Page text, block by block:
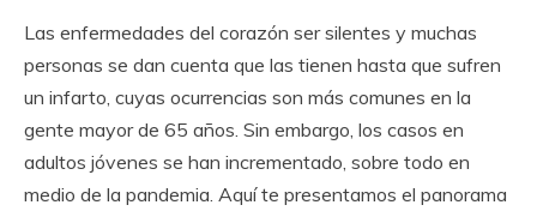
Las enfermedades del corazón ser silentes y muchas
personas se dan cuenta que las tienen hasta que sufren
un infarto, cuyas ocurrencias son más comunes en la
gente mayor de 65 años. Sin embargo, los casos en
adultos jóvenes se han incrementado, sobre todo en
medio de la pandemia. Aquí te presentamos el panorama